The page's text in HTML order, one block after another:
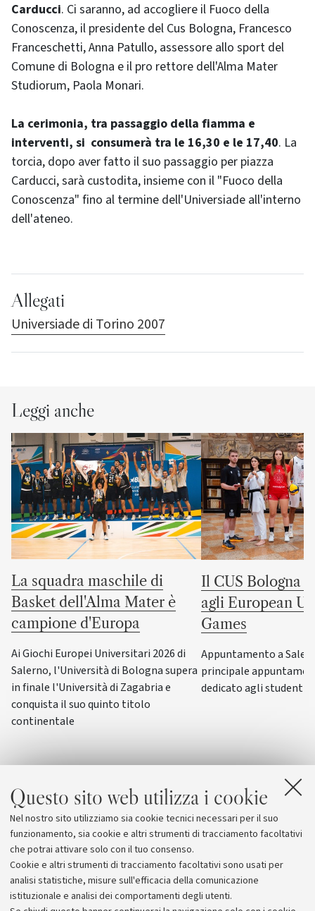
Questo sito web utilizza i cookie
Nel nostro sito utilizziamo sia cookie tecnici necessari per il suo
funzionamento, sia cookie e altri strumenti di tracciamento facoltativi
che potrai attivare solo con il tuo consenso.
Cookie e altri strumenti di tracciamento facoltativi sono usati per
analisi statistiche, misure sull'efficacia della comunicazione
istituzionale e analisi dei comportamenti degli utenti.
Carducci. Ci saranno, ad accogliere il Fuoco della
Conoscenza, il presidente del Cus Bologna, Francesco
Franceschetti, Anna Patullo, assessore allo sport del
Comune di Bologna e il pro rettore dell'Alma Mater
Studiorum, Paola Monari.
La cerimonia, tra passaggio della fiamma e
interventi, si consumerà tra le 16,30 e le 17,40. La
torcia, dopo aver fatto il suo passaggio per piazza
Carducci, sarà custodita, insieme con il "Fuoco della
Conoscenza" fino al termine dell'Universiade all'interno
dell'ateneo.
Allegati
Universiade di Torino 2007
Leggi anche
La squadra maschile di
Basket dell'Alma Mater è
campione d'Europa
Ai Giochi Europei Universitari 2026 di
Salerno, l'Università di Bologna supera
in finale l'Università di Zagabria e
conquista il suo quinto titolo
continentale
Il CUS Bologna
agli European
Games
Appuntamento a
principale
dedicato agli